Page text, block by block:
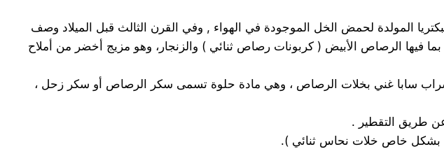
المولدة لحمض الخل الموجودة في الهواء , وفي القرن الثالث قبل الميلاد وصف
فيها الرصاص الأبيض ( كربونات رصاص ثنائي ) والزنجار، وهو مزيج أخضر من أملاح
شراب سابا غني بخلات الرصاص ، وهي مادة حلوة تسمى سكر الرصاص أو سكر زحل ،
طريق التقطير .
بشكل خاص خلات نحاس ثنائي ).